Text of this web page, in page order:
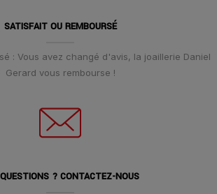
SATISFAIT OU REMBOURSÉ
: Vous avez changé d'avis, la joaillerie Daniel
Gerard vous rembourse !
? CONTACTEZ-NOUS